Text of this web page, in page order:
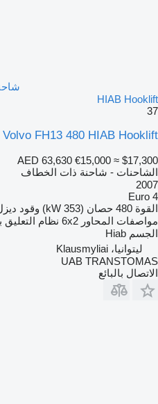
HIAB Hooklift
37
Volvo FH13 480 HIAB Hooklift
AED 63,630 €15,000 ≈ $17,300
الشاحنات - شاحنة ذات الخطاف
2007
Euro 4
القوة 480 حصان (353 kW) وقود
مواصفات المحاور 6x2 نظام التعليق
الجسم Hiab
ليتوانيا، Klausmyliai
UAB TRANSTOMAS
الاتصال بالبائع